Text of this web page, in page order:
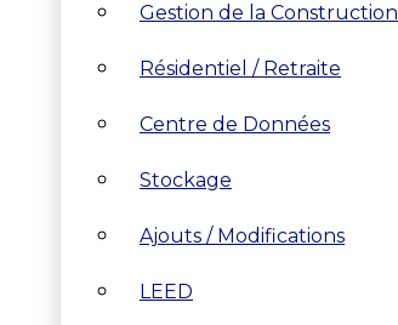
Gestion de la Construction
Résidentiel / Retraite
Centre de Données
Stockage
Ajouts / Modifications
LEED